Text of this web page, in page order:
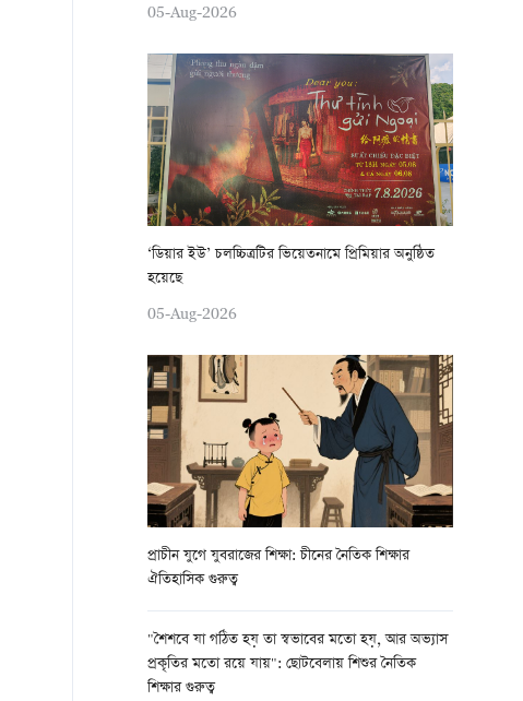
05-Aug-2026
‘ডিয়ার ইউ’ চলচ্চিত্রটির ভিয়েতনামে প্রিমিয়ার অনুষ্ঠিত
হয়েছে
05-Aug-2026
প্রাচীন যুগে যুবরাজের শিক্ষা: চীনের নৈতিক শিক্ষার
ঐতিহাসিক গুরুত্ব
"শৈশবে যা গঠিত হয় তা স্বভাবের মতো হয়, আর অভ্যাস
প্রকৃতির মতো রয়ে যায়": ছোটবেলায় শিশুর নৈতিক
শিক্ষার গুরুত্ব